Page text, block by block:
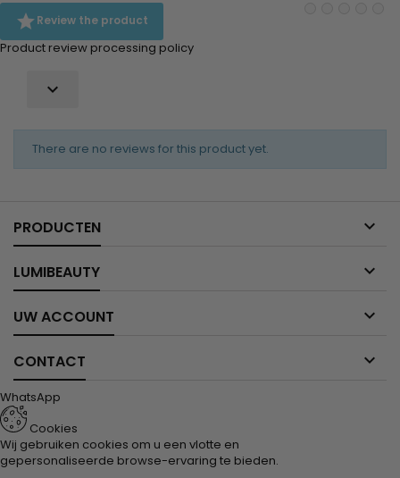
Review the product
Product review processing policy

There are no reviews for this product yet.
PRODUCTEN 
LUMIBEAUTY 
UW ACCOUNT 
CONTACT 
WhatsApp
Cookies
Wij gebruiken cookies om u een vlotte en
gepersonaliseerde browse-ervaring te bieden.